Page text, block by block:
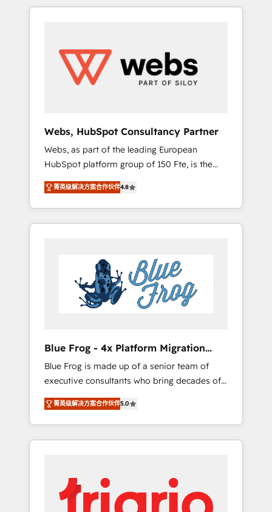
to global brands
HubSpot challenges and improve user
HubSpot for the first time 🔧 Designing and
optimising your HubSpot set-up for better
results 🌐 Website design and build using
using HubSpot Why us? - SIX HubSpot
Accreditations - awarded by HubSpot after a
rigorous process for CRM, Solutions
Architecture, Onboarding , Data Migration,
Custom Integration & Platform Enablement -
Onboarded over 500 businesses to HubSpot
-Top 1% of partners worldwide -In-house
HubSpot. www.bbdboom.com
Webs, HubSpot Consultancy Partner
Webs, as part of the leading European
HubSpot platform group of 150 Fte, is the
trusted Elite HubSpot CRM Partner offering
you a roadmap on maximizing EBITDA and
achieving Commercial Excellence. With our
targeted processes, we strengthen your
Implementation partner, we provide
expertise to drive your business forward.
Since 2015 we are fully dedicated to
HubSpot and with an experienced team
business services. We prepare a customized
business case that demonstrates the value
and impact of your digital transformation,
including a detailed financial rationale with a
focus on ROI and TCO. As a trusted extension
of your team, we believe in the power of
partnership. Together, we embark on a
your business. If not now, when?
菁英级解决方案合作伙伴4.8
Blue Frog - 4x Platform Migration
Award Winner
Blue Frog is made up of a senior team of
executive consultants who bring decades of
relevant, real world experience to our client
engagements. "Blue Frog is a top, trusted
partner in HubSpot's ecosystem for a reason.
Their team brings over a decade of
strategies for driving growth. They are
committed to helping our customers grow
菁英级解决方案合作伙伴5.0